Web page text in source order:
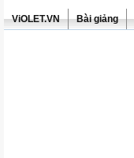
ViOLET.VN Bài giảng